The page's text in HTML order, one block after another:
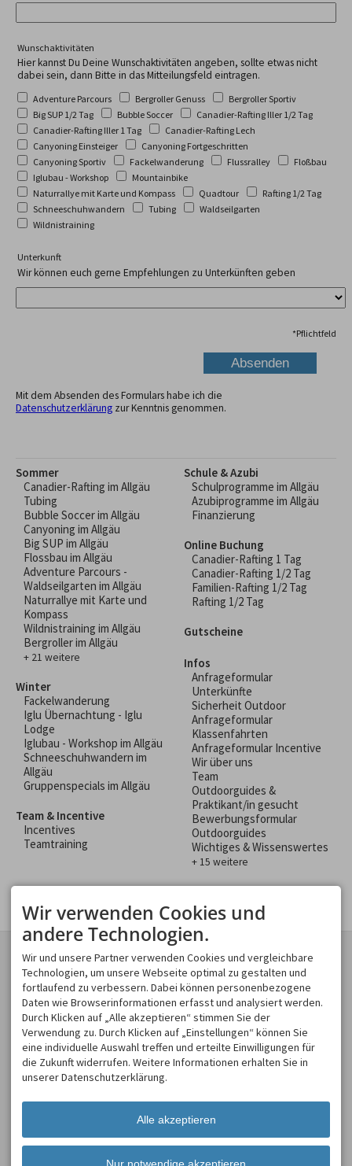
Wunschaktivitäten
Hier kannst Du Deine Wunschaktivitäten angeben, sollte etwas nicht
dabei sein, dann Bitte in das Mitteilungsfeld eintragen.
Adventure Parcours Bergroller Genuss
Bergroller Sportiv
Big SUP 1/2 Tag
Bubble Soccer
Canadier-Rafting Iller 1/2 Tag
Canadier-Rafting Iller 1 Tag
Canadier-Rafting Lech
Canyoning Einsteiger
Canyoning Fortgeschritten
Canyoning Sportiv
Fackelwanderung Flussralley
Floßbau
Iglubau - Workshop
Mountainbike
Naturrallye mit Karte und Kompass
Quadtour
Rafting 1/2 Tag
Schneeschuhwandern
Tubing
Waldseilgarten
Wildnistraining
Unterkunft
Wir können euch gerne Empfehlungen zu Unterkünften geben
*Pflichtfeld
Mit dem Absenden des Formulars habe ich die
Datenschutzerklärung zur Kenntnis genommen.
Sommer
Canadier-Rafting im Allgäu
Tubing
Bubble Soccer im Allgäu
Canyoning im Allgäu
Big SUP im Allgäu
Flossbau im Allgäu
Adventure Parcours -
Waldseilgarten im Allgäu
Naturrallye mit Karte und
Kompass
Wildnistraining im Allgäu
Bergroller im Allgäu
+ 21 weitere
Winter
Fackelwanderung
Iglu Übernachtung - Iglu
Lodge
Iglubau - Workshop im Allgäu
Schneeschuhwandern im
Allgäu
Gruppenspecials im Allgäu
Team & Incentive
Incentives
Teamtraining
Schule & Azubi
Schulprogramme im Allgäu
Azubiprogramme im Allgäu
Finanzierung
Online Buchung
Canadier-Rafting 1 Tag
Canadier-Rafting 1/2 Tag
Familien-Rafting 1/2 Tag
Rafting 1/2 Tag
Gutscheine
Infos
Anfrageformular
Unterkünfte
Sicherheit Outdoor
Anfrageformular
Klassenfahrten
Anfrageformular Incentive
Wir über uns
Team
Outdoorguides &
Praktikant/in gesucht
Bewerbungsformular
Outdoorguides
Wichtiges & Wissenswertes
+ 15 weitere
KONTAKT
Spirits of Nature GmbH
Moosweg 2
87545 Burgberg
DEUTSCHLAND
Tel. +49 8321 619 465
Fax +49 8321 619 463
info@spirits-of-nature.de
GESCHÄFTSBEREICHE
Spirits of Nature
Allgäu Incentive
Allgäu Schülerland
ÖFFNUNGSZEITEN
Mo - So
Wir verwenden Cookies und
andere Technologien.
Wir und unsere Partner verwenden Cookies und vergleichbare
Technologien, um unsere Webseite optimal zu gestalten und
fortlaufend zu verbessern. Dabei können personenbezogene
Daten wie Browserinformationen erfasst und analysiert werden.
Durch Klicken auf „Alle akzeptieren“ stimmen Sie der
Verwendung zu. Durch Klicken auf „Einstellungen“ können Sie
eine individuelle Auswahl treffen und erteilte Einwilligungen für
die Zukunft widerrufen. Weitere Informationen erhalten Sie in
unserer Datenschutzerklärung.
Alle akzeptieren